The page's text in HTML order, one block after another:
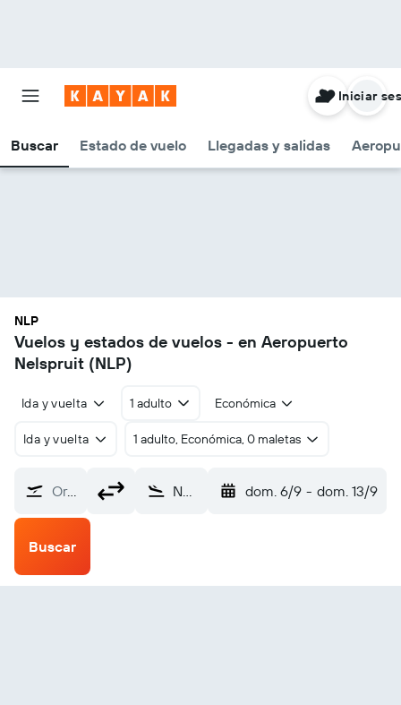
Buscar Estado de vuelo Llegadas y salidas
Iniciar
NLP
Vuelos y estados de vuelos - en Aeropuerto
Nelspruit (NLP)
Ida y vuelta 1 adulto Económica
Ida y vuelta 1 adulto, Económica, 0 maletas
Origen Nelspruit (NLP) dom. 6/9 - dom. 13/9
Buscar